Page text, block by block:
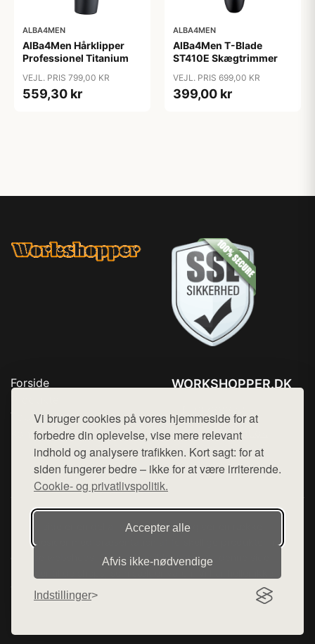
Vi bruger cookies på vores hjemmeside for at
forbedre din oplevelse, vise mere relevant
indhold og analysere trafikken. Kort sagt: for at
siden fungerer bedre – ikke for at være irriterende.
Cookie- og privatlivspolitik.
Accepter alle
Afvis ikke‑nødvendige
Indstillinger
ALBA4MEN
AlBa4Men Hårklipper
Professionel Titanium
VEJL. PRIS 799,00 KR
559,30 kr
ALBA4MEN
AlBa4Men T-Blade
ST410E Skægtrimmer
VEJL. PRIS 699,00 KR
399,00 kr
Forside
Top Rabatter
Kontakt
WORKSHOPPER.DK
Mail: hej@want.dk
Cookie- og privatlivspolitik
Denne side er en del af want.dk, der udgiver en række
hjemmesider med præsentation af forskellige produkter fra
diverse webshops. Der sælges ikke varer fra denne side - vi
henviser til de shops, som sælger varen. Vi har heller ikke
varerne på lager.